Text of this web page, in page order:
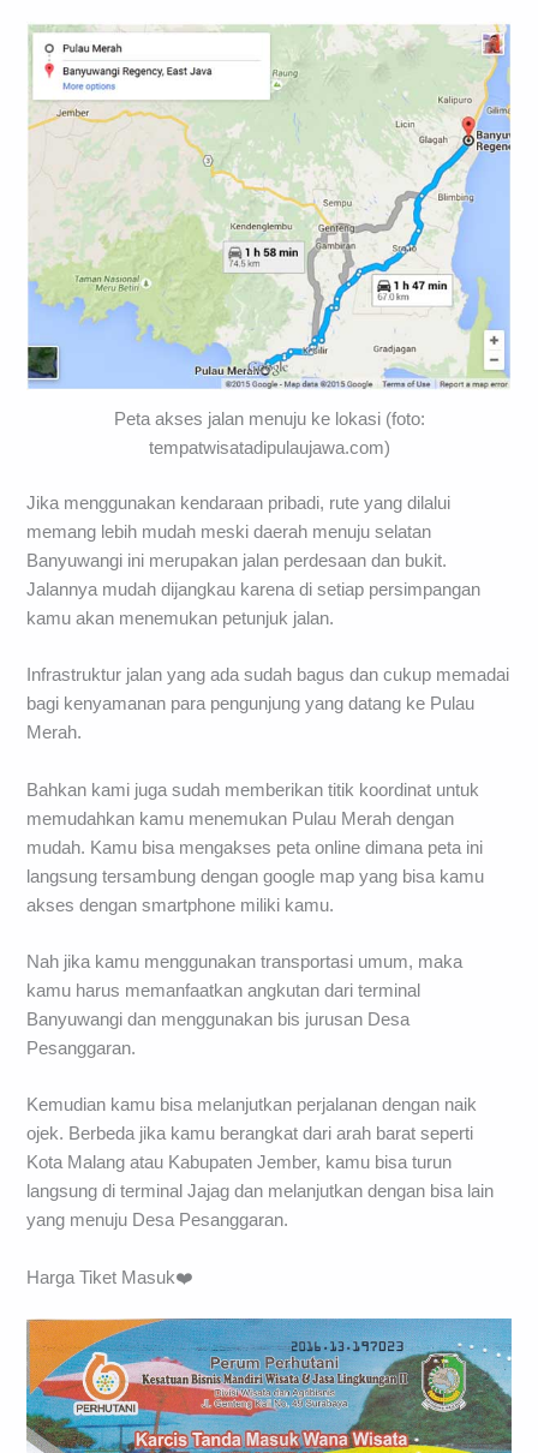
Peta akses jalan menuju ke lokasi (foto:
tempatwisatadipulaujawa.com)
Jika menggunakan kendaraan pribadi, rute yang dilalui
memang lebih mudah meski daerah menuju selatan
Banyuwangi ini merupakan jalan perdesaan dan bukit.
Jalannya mudah dijangkau karena di setiap persimpangan
kamu akan menemukan petunjuk jalan.
Infrastruktur jalan yang ada sudah bagus dan cukup memadai
bagi kenyamanan para pengunjung yang datang ke Pulau
Merah.
Bahkan kami juga sudah memberikan titik koordinat untuk
memudahkan kamu menemukan Pulau Merah dengan
mudah. Kamu bisa mengakses peta online dimana peta ini
langsung tersambung dengan google map yang bisa kamu
akses dengan smartphone miliki kamu.
Nah jika kamu menggunakan transportasi umum, maka
kamu harus memanfaatkan angkutan dari terminal
Banyuwangi dan menggunakan bis jurusan Desa
Pesanggaran.
Kemudian kamu bisa melanjutkan perjalanan dengan naik
ojek. Berbeda jika kamu berangkat dari arah barat seperti
Kota Malang atau Kabupaten Jember, kamu bisa turun
langsung di terminal Jajag dan melanjutkan dengan bisa lain
yang menuju Desa Pesanggaran.
Harga Tiket Masuk❤️